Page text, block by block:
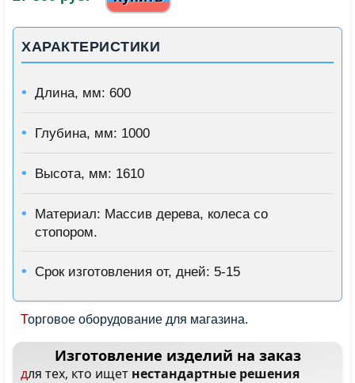
Торговое оборудование для магазина.
ХАРАКТЕРИСТИКИ
Длина, мм: 600
Глубина, мм: 1000
Высота, мм: 1610
Материал: Массив дерева, колеса со
стопором.
Срок изготовления от, дней: 5-15
Изготовление изделий на заказ
для тех, кто ищет нестандартные решения